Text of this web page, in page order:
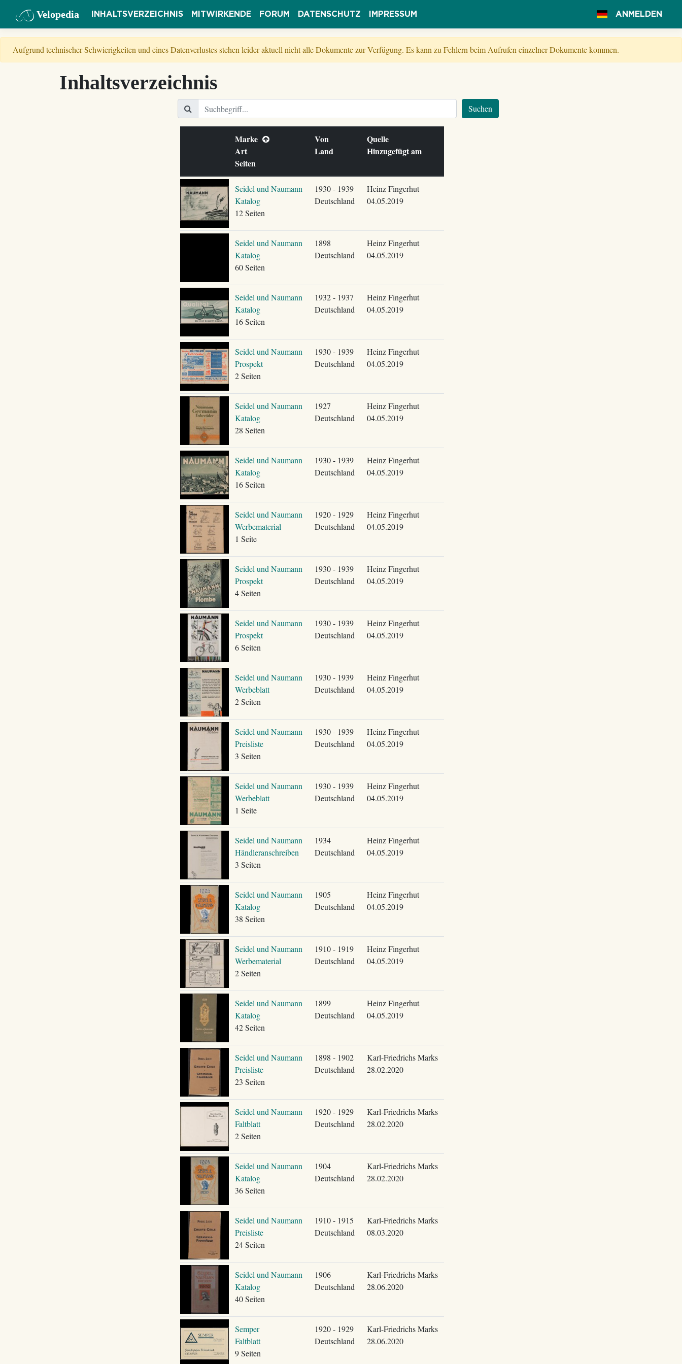
Velopedia INHALTSVERZEICHNIS MITWIRKENDE FORUM DATENSCHUTZ IMPRESSUM ANMELDEN
Aufgrund technischer Schwierigkeiten und eines Datenverlustes stehen leider aktuell nicht alle Dokumente zur Verfügung. Es kann zu Fehlern beim Aufrufen einzelner Dokumente kommen.
Inhaltsverzeichnis
Suchen
Marke
Art
Seiten
Von
Land
Quelle
Hinzugefügt am
Seidel und Naumann
Katalog
12 Seiten
1930 - 1939
Deutschland
Heinz Fingerhut
04.05.2019
Seidel und Naumann
Katalog
60 Seiten
1898
Deutschland
Heinz Fingerhut
04.05.2019
Seidel und Naumann
Katalog
16 Seiten
1932 - 1937
Deutschland
Heinz Fingerhut
04.05.2019
Seidel und Naumann
Prospekt
2 Seiten
1930 - 1939
Deutschland
Heinz Fingerhut
04.05.2019
Seidel und Naumann
Katalog
28 Seiten
1927
Deutschland
Heinz Fingerhut
04.05.2019
Seidel und Naumann
Katalog
16 Seiten
1930 - 1939
Deutschland
Heinz Fingerhut
04.05.2019
Seidel und Naumann
Werbematerial
1 Seite
1920 - 1929
Deutschland
Heinz Fingerhut
04.05.2019
Seidel und Naumann
Prospekt
4 Seiten
1930 - 1939
Deutschland
Heinz Fingerhut
04.05.2019
Seidel und Naumann
Prospekt
6 Seiten
1930 - 1939
Deutschland
Heinz Fingerhut
04.05.2019
Seidel und Naumann
Werbeblatt
2 Seiten
1930 - 1939
Deutschland
Heinz Fingerhut
04.05.2019
Seidel und Naumann
Preisliste
3 Seiten
1930 - 1939
Deutschland
Heinz Fingerhut
04.05.2019
Seidel und Naumann
Werbeblatt
1 Seite
1930 - 1939
Deutschland
Heinz Fingerhut
04.05.2019
Seidel und Naumann
Händleranschreiben
3 Seiten
1934
Deutschland
Heinz Fingerhut
04.05.2019
Seidel und Naumann
Katalog
38 Seiten
1905
Deutschland
Heinz Fingerhut
04.05.2019
Seidel und Naumann
Werbematerial
2 Seiten
1910 - 1919
Deutschland
Heinz Fingerhut
04.05.2019
Seidel und Naumann
Katalog
42 Seiten
1899
Deutschland
Heinz Fingerhut
04.05.2019
Seidel und Naumann
Preisliste
23 Seiten
1898 - 1902
Deutschland
Karl-Friedrichs Marks
28.02.2020
Seidel und Naumann
Faltblatt
2 Seiten
1920 - 1929
Deutschland
Karl-Friedrichs Marks
28.02.2020
Seidel und Naumann
Katalog
36 Seiten
1904
Deutschland
Karl-Friedrichs Marks
28.02.2020
Seidel und Naumann
Preisliste
24 Seiten
1910 - 1915
Deutschland
Karl-Friedrichs Marks
08.03.2020
Seidel und Naumann
Katalog
40 Seiten
1906
Deutschland
Karl-Friedrichs Marks
28.06.2020
Semper
Faltblatt
9 Seiten
1920 - 1929
Deutschland
Karl-Friedrichs Marks
28.06.2020